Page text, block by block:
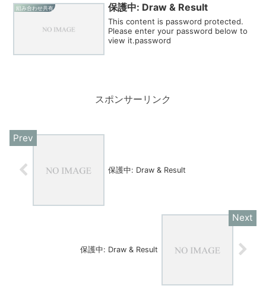
組み合わせ共有 保護中: Draw & Result
This content is password protected.
Please enter your password below to
view it.password
スポンサーリンク
保護中: Draw & Result
保護中: Draw & Result